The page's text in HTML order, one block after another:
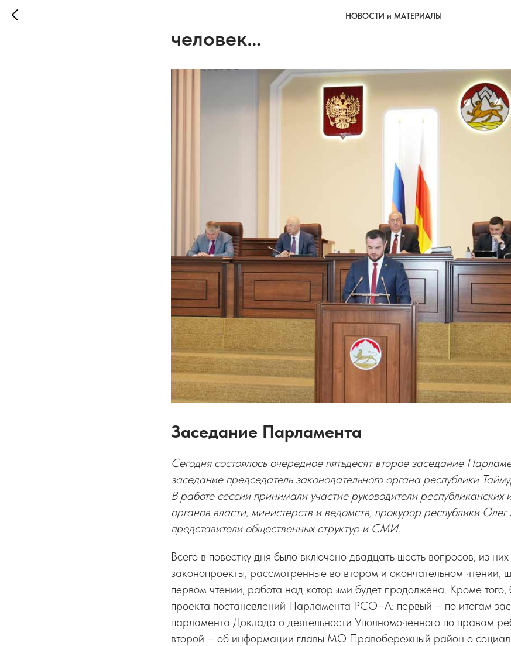
НОВОСТИ и МАТЕРИАЛЫ
Особо охраняемые – территории,
человек…
Заседание Парламента
Сегодня состоялось очередное пятьдесят второе заседание
заседание председатель законодательного органа республики
В работе сессии принимали участие руководители республиканских
органов власти, министерств и ведомств, прокурор республики
представители общественных структур и СМИ.
Всего в повестку дня было включено двадцать шесть вопросов, из
законопроекты, рассмотренные во втором и окончательном чтении,
первом чтении, работа над которыми будет продолжена. Кроме того,
проекта постановлений Парламента РСО–А: первый – по итогам
парламента Доклада о деятельности Уполномоченного по правам
второй – об информации главы МО Правобережный район о